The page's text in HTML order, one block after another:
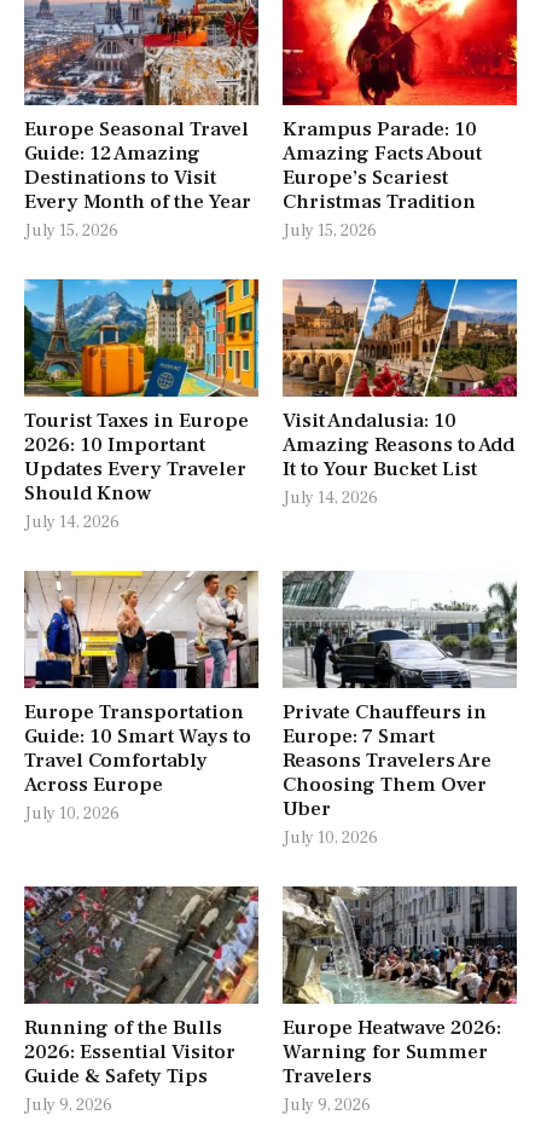
Europe Seasonal Travel
Guide: 12 Amazing
Destinations to Visit
Every Month of the Year
July 15, 2026
Krampus Parade: 10
Amazing Facts About
Europe’s Scariest
Christmas Tradition
July 15, 2026
Tourist Taxes in Europe
2026: 10 Important
Updates Every Traveler
Should Know
July 14, 2026
Visit Andalusia: 10
Amazing Reasons to Add
It to Your Bucket List
July 14, 2026
Europe Transportation
Guide: 10 Smart Ways to
Travel Comfortably
Across Europe
July 10, 2026
Private Chauffeurs in
Europe: 7 Smart
Reasons Travelers Are
Choosing Them Over
Uber
July 10, 2026
Running of the Bulls
2026: Essential Visitor
Guide & Safety Tips
July 9, 2026
Europe Heatwave 2026:
Warning for Summer
Travelers
July 9, 2026